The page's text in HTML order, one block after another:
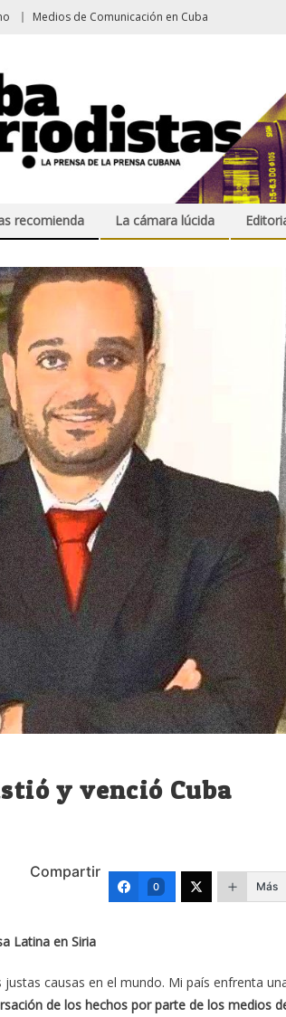
Medios de Comunicación en Cuba
recomienda La cámara lúcida
y venció Cuba
Compartir
0 Más
Latina en Siria
causas en el mundo. Mi país enfrenta
de los hechos por parte de los medios